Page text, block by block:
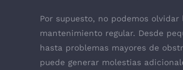
Por supuesto, no podemos
mantenimiento regular. Desde
hasta problemas mayores de
puede generar molestias